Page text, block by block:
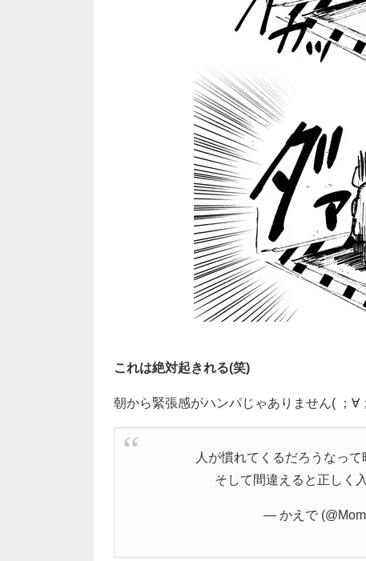
これは絶対起きれる(笑)
朝から緊張感がハンパじゃありません( ；∀
人が慣れてくるだろうなっ
そして間違えると正しく
— かえで